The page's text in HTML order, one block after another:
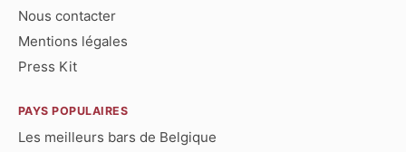
Nous contacter
Mentions légales
Press Kit
PAYS POPULAIRES
Les meilleurs bars de Belgique